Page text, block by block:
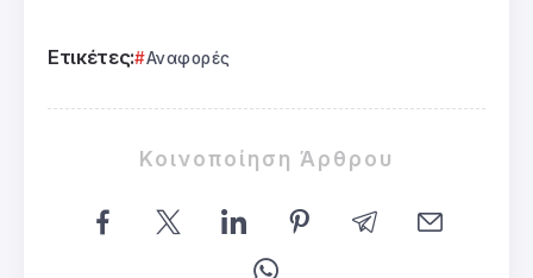
Ετικέτες: Αναφορές
Κοινοποίηση Άρθρου